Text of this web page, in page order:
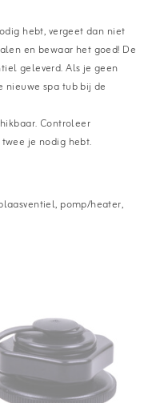
hebt, vergeet dan niet
en bewaar het goed! De
geleverd. Als je geen
nieuwe spa tub bij de
Controleer
je nodig hebt.
pomp/heater,